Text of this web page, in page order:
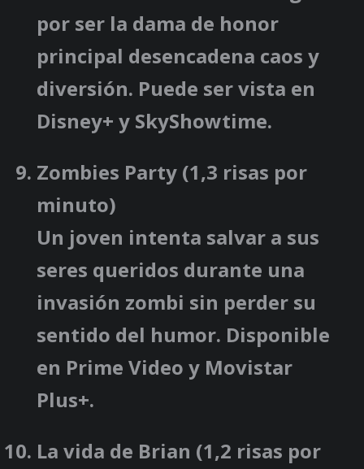
por ser la dama de honor
principal desencadena caos y
diversión. Puede ser vista en
Disney+ y SkyShowtime.
Zombies Party (1,3 risas por
minuto)
Un joven intenta salvar a sus
seres queridos durante una
invasión zombi sin perder su
sentido del humor. Disponible
en Prime Video y Movistar
Plus+.
La vida de Brian (1,2 risas por